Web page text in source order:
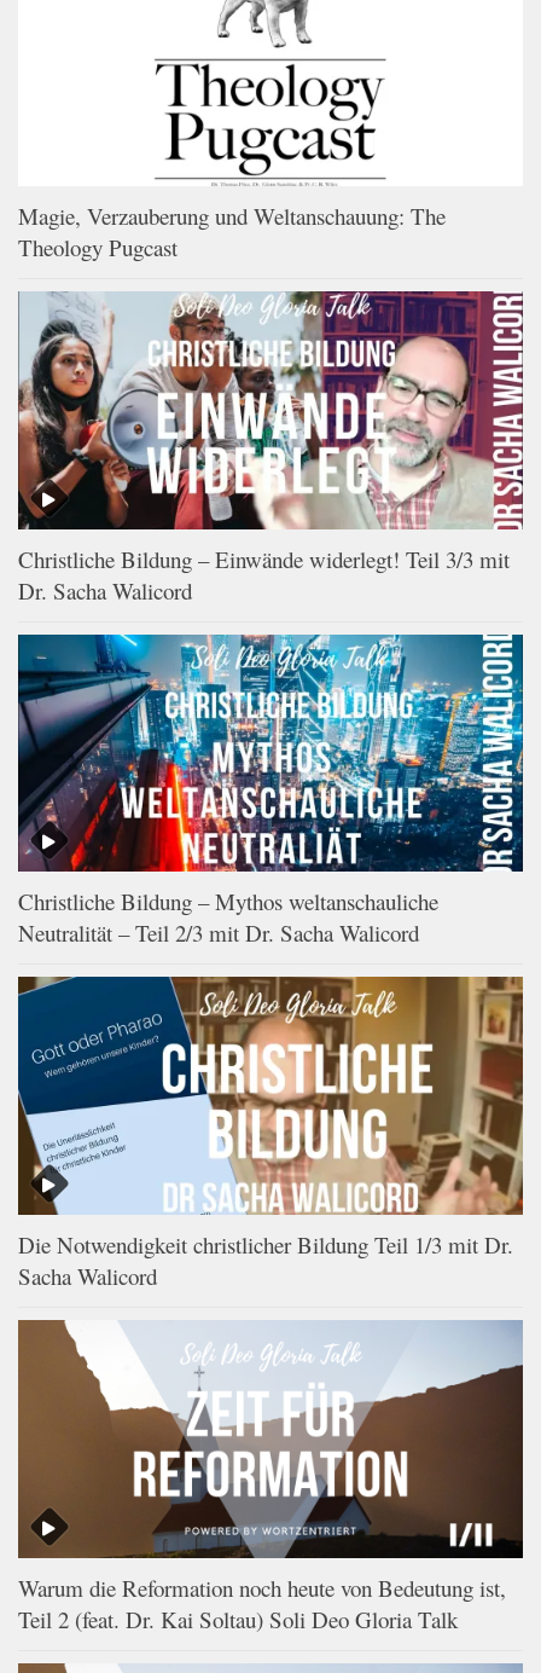
Magie, Verzauberung und Weltanschauung: The
Theology Pugcast
Christliche Bildung – Einwände widerlegt! Teil 3/3 mit
Dr. Sacha Walicord
Christliche Bildung – Mythos weltanschauliche
Neutralität – Teil 2/3 mit Dr. Sacha Walicord
Die Notwendigkeit christlicher Bildung Teil 1/3 mit Dr.
Sacha Walicord
Warum die Reformation noch heute von Bedeutung ist,
Teil 2 (feat. Dr. Kai Soltau) Soli Deo Gloria Talk